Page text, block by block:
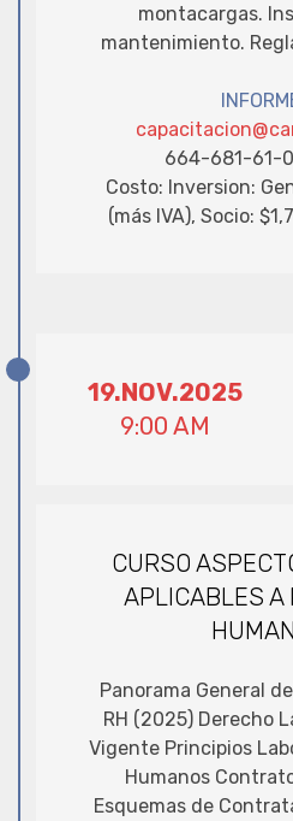
montacargas.
mantenimiento.
664-681-61-
Costo: Inversion:
(más IVA), Socio:
19.NOV.2025
9:00 AM
CURSO
APLICABLES A
Panorama General
RH (2025) Derecho
Vigente Principios
Humanos
Esquemas de